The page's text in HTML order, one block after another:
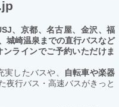
、京都、名古屋、金沢、福
城崎温泉までの直行バスなど
ラインでご予約いただけま
実したバスや、
自転車や楽器
夜行バス・高速バスがきっと